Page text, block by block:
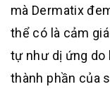
mà Dermatix
thể có là cảm
tự như dị ứng do
thành phần của